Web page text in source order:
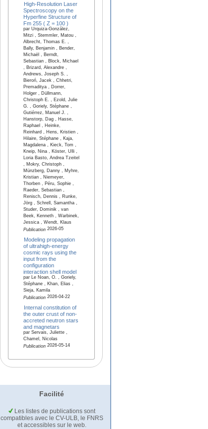
High-Resolution Laser
Spectroscopy on the
Hyperfine Structure of
Fm 255 ( Z = 100 )
par Urquiza-González,
Mitzi , Stemmler, Matou ,
Albrecht, Thomas E. ,
Bally, Benjamin , Bender,
Michaël , Berndt,
Sebastian , Block, Michael
, Brizard, Alexandre ,
Andrews, Joseph S. ,
Bieroń, Jacek , Chhetri,
Premaditya , Dorrer,
Holger , Düllmann,
Christoph E. , Ezold, Julie
G. , Goriely, Stéphane ,
Gutiérrez, Manuel J. ,
Hanstorp, Dag , Hasse,
Raphael , Heinke,
Reinhard , Hens, Kristien ,
Hilaire, Stéphane , Kaja,
Magdalena , Kieck, Tom ,
Kneip, Nina , Köster, Ulli ,
Loria Basto, Andrea Tzeitel
, Mokry, Christoph ,
Münzberg, Danny , Myhre,
Kristian , Niemeyer,
Thorben , Péru, Sophie ,
Raeder, Sebastian ,
Renisch, Dennis , Runke,
Jörg , Schrell, Samantha ,
Studer, Dominik , van
Beek, Kenneth , Warbinek,
Jessica , Wendt, Klaus
Publication2026-05
Modeling propagation
of ultrahigh-energy
cosmic rays using the
input from the
configuration
interaction shell model
par Le Noan, O. , Goriely,
Stéphane , Khan, Elias ,
Sieja, Kamila
Publication2026-04-22
Internal constitution of
the outer crust of non-
accreted neutron stars
and magnetars
par Servais, Juliette ,
Chamel, Nicolas
Publication2026-05-14
Facilité
Les listes de publications sont
compatibles avec le CV-ULB, le FNRS
et accessibles sur le web.